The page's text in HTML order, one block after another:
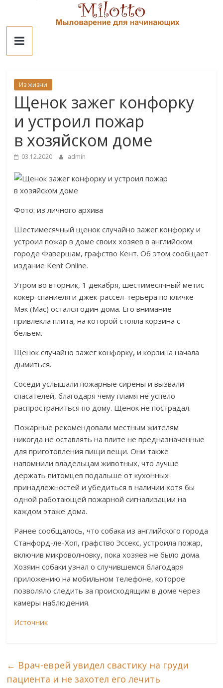
contentМилотто
Из жизни
Щенок зажег конфорку
и устроил пожар
в хозяйском доме
03.12.2020 admin
Фото: из личного архива
Шестимесячный щенок случайно зажег конфорку и
устроил пожар в доме своих хозяев в английском
городе Фавершам, графство Кент. Об этом сообщает
издание Kent Online.
Утром во вторник, 1 декабря, шестимесячный метис
кокер-спаниеля и джек-рассел-терьера по кличке
Мэк (Mac) остался один дома. Его внимание
привлекла плита, на которой стояла корзина с
бельем.
Щенок случайно зажег конфорку, и корзина начала
дымиться.
Соседи услышали пожарные сирены и вызвали
спасателей, благодаря чему пламя не успело
распространиться по дому. Щенок не пострадал.
Пожарные рекомендовали местным жителям
никогда не оставлять на плите не предназначенные
для приготовления пищи вещи. Они также
напомнили владельцам животных, что лучше
держать питомцев подальше от кухонных
принадлежностей и убедиться в наличии хотя бы
одной работающей пожарной сигнализации на
каждом этаже дома.
Ранее сообщалось, что собака из английского города
Станфорд-ле-Хоп, графство Эссекс, устроила пожар,
включив микроволновку, пока хозяев не было дома.
Хозяин собаки узнал о случившемся благодаря
приложению на мобильном телефоне, которое
позволяло следить за происходящим в доме через
камеры наблюдения.
Источник
← Врач-еврей увидел свастику на груди
пациента и не захотел его лечить